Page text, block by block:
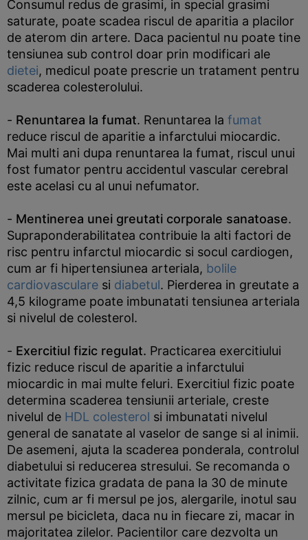
Consumul redus de grasimi, in special grasimi
saturate, poate scadea riscul de aparitia a placilor
de aterom din artere. Daca pacientul nu poate tine
tensiunea sub control doar prin modificari ale
dietei, medicul poate prescrie un tratament pentru
scaderea colesterolului.
- Renuntarea la fumat. Renuntarea la fumat
reduce riscul de aparitie a infarctului miocardic.
Mai multi ani dupa renuntarea la fumat, riscul unui
fost fumator pentru accidentul vascular cerebral
este acelasi cu al unui nefumator.
- Mentinerea unei greutati corporale sanatoase.
Supraponderabilitatea contribuie la alti factori de
risc pentru infarctul miocardic si socul cardiogen,
cum ar fi hipertensiunea arteriala, bolile
cardiovasculare si diabetul. Pierderea in greutate a
4,5 kilograme poate imbunatati tensiunea arteriala
si nivelul de colesterol.
- Exercitiul fizic regulat. Practicarea exercitiului
fizic reduce riscul de aparitie a infarctului
miocardic in mai multe feluri. Exercitiul fizic poate
determina scaderea tensiunii arteriale, creste
nivelul de HDL colesterol si imbunatati nivelul
general de sanatate al vaselor de sange si al inimii.
De asemeni, ajuta la scaderea ponderala, controlul
diabetului si reducerea stresului. Se recomanda o
activitate fizica gradata de pana la 30 de minute
zilnic, cum ar fi mersul pe jos, alergarile, inotul sau
mersul pe bicicleta, daca nu in fiecare zi, macar in
majoritatea zilelor. Pacientilor care dezvolta un